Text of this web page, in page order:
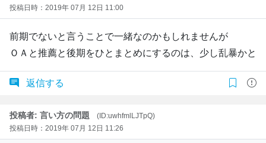
投稿日時：2019年 07月 12日 11:00
前期でないと言うことで一緒なのかもしれませんが
ＯＡと推薦と後期をひとまとめにするのは、少し乱暴かと
返信する
投稿者: 言い方の問題
(ID:uwhfmlLJTpQ)
投稿日時：2019年 07月 12日 11:26